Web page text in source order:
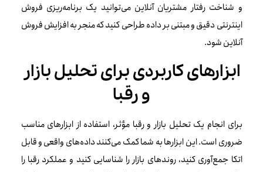
و شناخت رفتار مشتریان آنلاین می‌توانید یک برنامه‌ریزی فروش
اینترنتی دقیق و مبتنی بر داده طراحی کنید که منجر به افزایش فروش
آنلاین شود.
ابزارهای کاربردی برای تحلیل بازار
و رقبا
برای انجام یک تحلیل بازار و رقبا مؤثر، استفاده از ابزارهای مناسب
ضروری است. این ابزارها به شما کمک می‌کنند داده‌های واقعی و قابل
اتکا جمع‌آوری کنید، روندهای بازار را شناسایی کنید و عملکرد رقبا را